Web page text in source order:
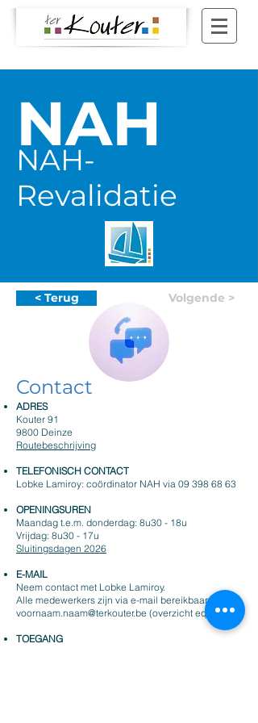
NAH
NAH-
Revalidatie
< Terug Volgende >
Contact
ADRES
Kouter 91
9800 Deinze
Routebeschrijving
TELEFONISCH CONTACT
Lobke Lamiroy: coördinator NAH via 09 398 68 63
OPENINGSUREN
Maandag t.e.m. donderdag: 8u30 - 18u
Vrijdag: 8u30 - 17u
Sluitingsdagen 2026
E-MAIL
Neem contact met Lobke Lamiroy.
Alle medewerkers zijn via e-mail bereikbaar op
voornaam.naam@terkouter.be (overzicht equipe)
TOEGANG